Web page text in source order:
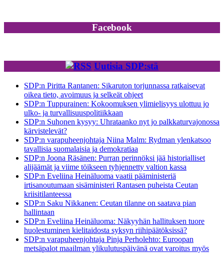
Facebook
Uutisia SDP:stä
SDP:n Piritta Rantanen: Sikaruton torjunnassa ratkaisevat
oikea tieto, avoimuus ja selkeät ohjeet
SDP:n Tuppurainen: Kokoomuksen ylimielisyys ulottuu jo
ulko- ja turvallisuuspolitiikkaan
SDP:n Suhonen kysyy: Uhrataanko nyt jo palkkaturvajonossa
kärvistelevät?
SDP:n varapuheenjohtaja Niina Malm: Rydman ylenkatsoo
tavallisia suomalaisia ja demokratiaa
SDP:n Joona Räsänen: Purran perinnöksi jää historialliset
alijäämät ja viime töikseen tyhjennetty valtion kassa
SDP:n Eveliina Heinäluoma vaatii pääministeriä
irtisanoutumaan sisäministeri Rantasen puheista Ceutan
kriisitilanteessa
SDP:n Saku Nikkanen: Ceutan tilanne on saatava pian
hallintaan
SDP:n Eveliina Heinäluoma: Näkyyhän hallituksen tuore
huolestuminen kielitaidosta syksyn riihipäätöksissä?
SDP:n varapuheenjohtaja Pinja Perholehto: Euroopan
metsäpalot maailman ylikulutuspäivänä ovat varoitus myös